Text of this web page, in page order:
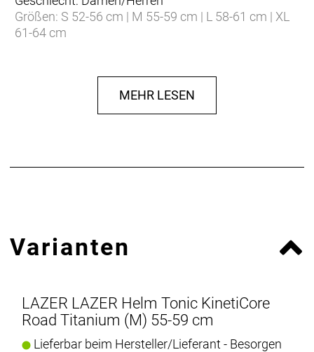
Größen: S 52-56 cm | M 55-59 cm | L 58-61 cm | XL
61-64 cm
Herstellerdaten gem. GPSR
LAZER SPORET N.V.MEHR LESEN
Varianten
LAZER LAZER Helm Tonic KinetiCore
Road Titanium (M) 55-59 cm
Lieferbar beim Hersteller/Lieferant - Besorgen